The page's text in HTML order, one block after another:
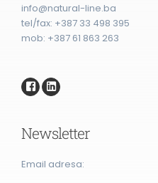
info@natural-line.ba
tel/fax: ⁨+387 33 498 395⁩
mob: +387 61 863 263
Newsletter
Email adresa: